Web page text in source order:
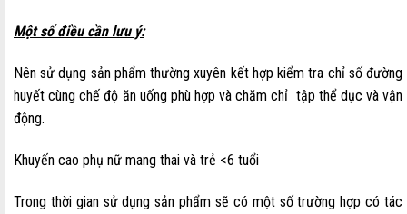
Một số điều cần lưu ý:
Nên sử dụng sản phẩm thường xuyên kết hợp kiểm tra chỉ số đường
huyết cùng chế độ ăn uống phù hợp và chăm chỉ tập thể dục và vận
động.
Khuyến cao phụ nữ mang thai và trẻ <6 tuổi
Trong thời gian sử dụng sản phẩm sẽ có một số trường hợp có tác